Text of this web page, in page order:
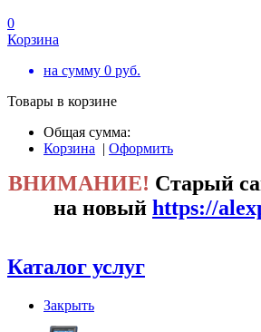
0
Корзина
на сумму 0 руб.
Товары в корзине
Общая сумма:
Корзина | Оформить
ВНИМАНИЕ! Старый
на новый https://
Каталог услуг
Закрыть